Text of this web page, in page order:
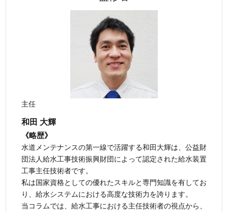
主任
和田 大輝
《略歴》
水道メンテナンスの第一線で活躍する和田大輝は、公益財
団法人給水工事技術振興財団によって認定された給水装置
工事主任技術者です。
私は国家資格としての優れたスキルと専門知識を有してお
り、給水システムにおける高度な技術力を誇ります。
当コラムでは、給水工事における主任技術者の視点から、